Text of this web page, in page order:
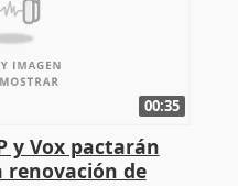
00:35
y Vox pactarán
renovación de